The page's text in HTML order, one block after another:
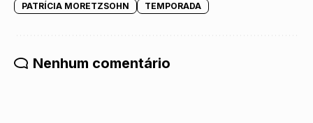
PATRÍCIA MORETZSOHN
TEMPORADA
Nenhum comentário